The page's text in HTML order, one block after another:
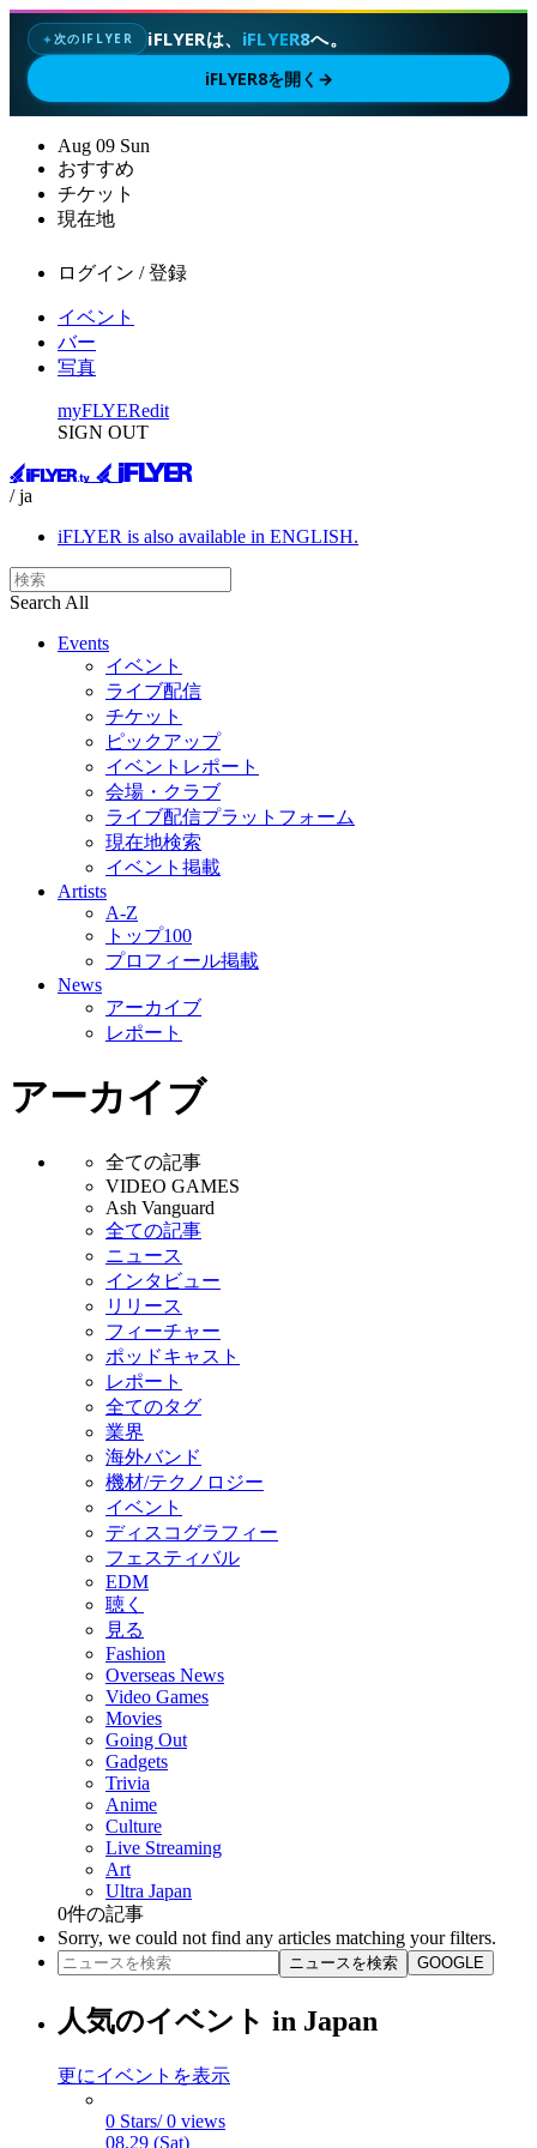
✦次のIFLYER iFLYERは、 iFLYER8へ。
iFLYER8を開く →
Aug 09 Sun
おすすめ
チケット
現在地
ログイン / 登録
イベント
バー
写真
myFLYERedit
SIGN OUT
/ ja
iFLYER is also available in ENGLISH.
Search All
Events
イベント
ライブ配信
チケット
ピックアップ
イベントレポート
会場・クラブ
ライブ配信プラットフォーム
現在地検索
イベント掲載
Artists
A-Z
トップ100
プロフィール掲載
News
アーカイブ
レポート
アーカイブ
全ての記事
VIDEO GAMES
Ash Vanguard
全ての記事
ニュース
インタビュー
リリース
フィーチャー
ポッドキャスト
レポート
全てのタグ
業界
海外バンド
機材/テクノロジー
イベント
ディスコグラフィー
フェスティバル
EDM
聴く
見る
Fashion
Overseas News
Video Games
Movies
Going Out
Gadgets
Trivia
Anime
Culture
Live Streaming
Art
Ultra Japan
0件の記事
Sorry, we could not find any articles matching your filters.
ニュースを検索 GOOGLE
人気のイベント in Japan
更にイベントを表示
0 Stars/ 0 views
08.29 (Sat)